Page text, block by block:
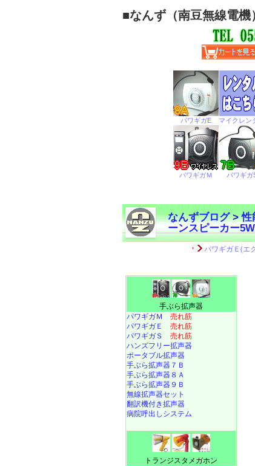
■なんず（南豆無線電機
なんずブログ>性
ーンスピーカー5W
手ぶら拡声器
パワギガＭ 売れ筋
パワギガＥ 売れ筋
パワギガＳ 売れ筋
ハンズフリー拡声器
ポータブル拡声器
手ぶら拡声器７Ｂ
手ぶら拡声器８Ａ
手ぶら拡声器９Ｂ
無線拡声器セット
翻訳機付き拡声器
病院呼出しシステム
トランジスタメガホン